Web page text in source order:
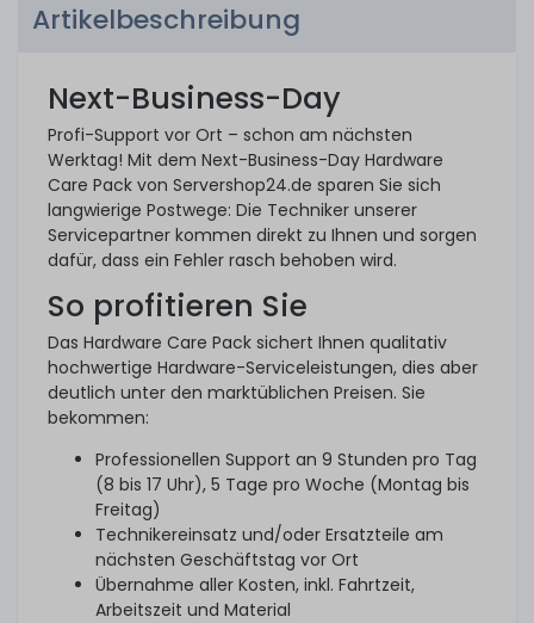
Artikelbeschreibung
Next-Business-Day
Profi-Support vor Ort – schon am nächsten
Werktag! Mit dem Next-Business-Day Hardware
Care Pack von Servershop24.de sparen Sie sich
langwierige Postwege: Die Techniker unserer
Servicepartner kommen direkt zu Ihnen und sorgen
dafür, dass ein Fehler rasch behoben wird.
So profitieren Sie
Das Hardware Care Pack sichert Ihnen qualitativ
hochwertige Hardware-Serviceleistungen, dies aber
deutlich unter den marktüblichen Preisen. Sie
bekommen:
Professionellen Support an 9 Stunden pro Tag
(8 bis 17 Uhr), 5 Tage pro Woche (Montag bis
Freitag)
Technikereinsatz und/oder Ersatzteile am
nächsten Geschäftstag vor Ort
Übernahme aller Kosten, inkl. Fahrtzeit,
Arbeitszeit und Material